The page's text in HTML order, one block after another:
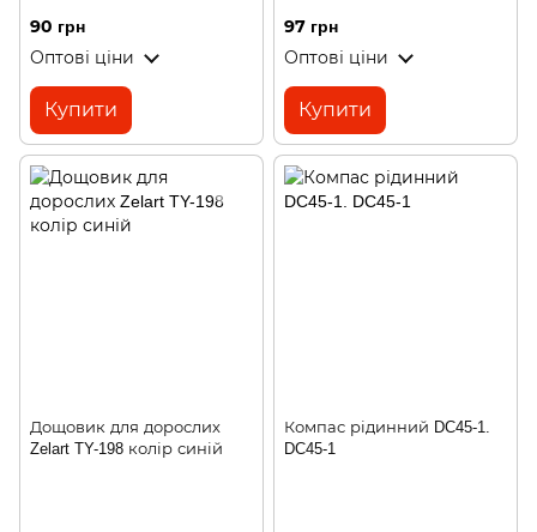
90 грн
Оптові ціни
Купити
97 грн
Оптові ціни
Купити
Дощовик для дорослих
Zelart TY-198 колір синій
Компас рідинний DC45-1.
DC45-1